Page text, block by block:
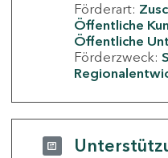
Förderart:
Öffentliche
Öffentliche
Förderzweck: